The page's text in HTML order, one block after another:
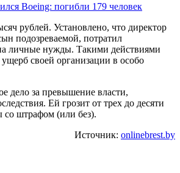
Boeing: погибли 179 человек
рублей. Установлено, что директор
подозреваемой, потратил
личные нужды. Такими действиями
своей организации в особо
дело за превышение власти,
Ей грозит от трех до десяти
со штрафом (или без).
Источник: onlinebrest.by